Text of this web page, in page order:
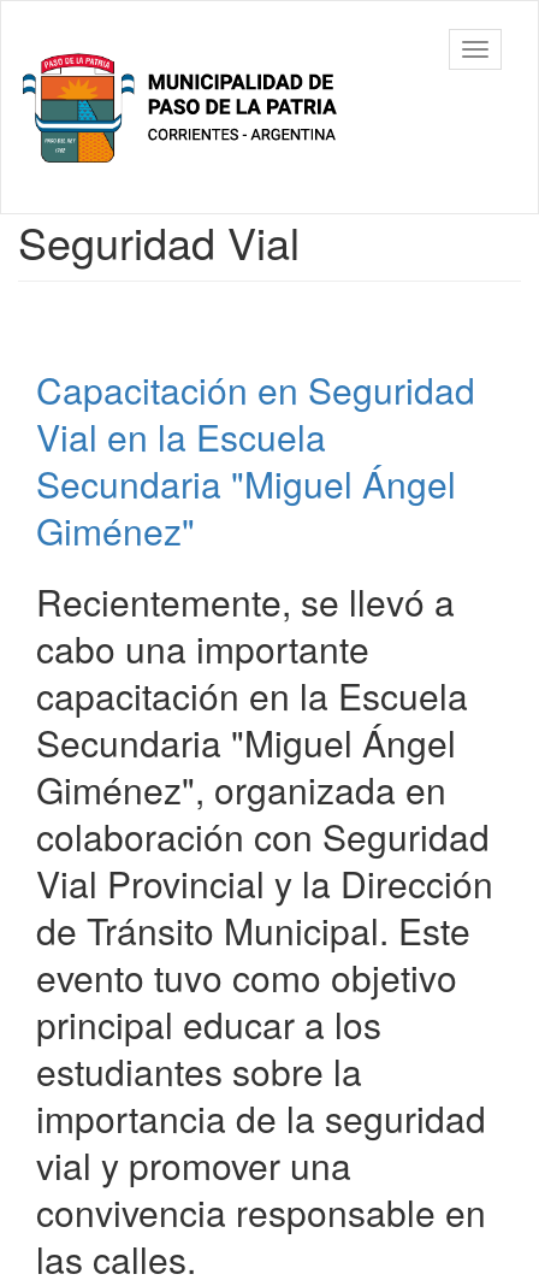
contenido
principal
Municipalidad
de Paso De
La Patria
barra
Contenido
Seguridad Vial
Capacitación en Seguridad
Vial en la Escuela
Secundaria "Miguel Ángel
Giménez"
Recientemente, se llevó a
cabo una importante
capacitación en la Escuela
Secundaria "Miguel Ángel
Giménez", organizada en
colaboración con Seguridad
Vial Provincial y la Dirección
de Tránsito Municipal. Este
evento tuvo como objetivo
principal educar a los
estudiantes sobre la
importancia de la seguridad
vial y promover una
convivencia responsable en
las calles.